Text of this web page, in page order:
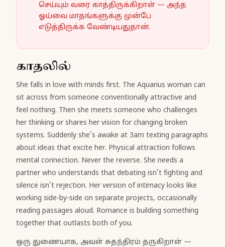
செய்யும் வரை காத்திருக்கிறாள் — அந்த
ஓய்வை மாதங்களுக்கு முன்பே
எடுத்திருக்க வேண்டியதுதான்.
காதலில்
She falls in love with minds first. The Aquarius woman can
sit across from someone conventionally attractive and
feel nothing. Then she meets someone who challenges
her thinking or shares her vision for changing broken
systems. Suddenly she's awake at 3am texting paragraphs
about ideas that excite her. Physical attraction follows
mental connection. Never the reverse. She needs a
partner who understands that debating isn't fighting and
silence isn't rejection. Her version of intimacy looks like
working side-by-side on separate projects, occasionally
reading passages aloud. Romance is building something
together that outlasts both of you.
ஒரு துணையாக, அவள் சுதந்திரம் தருகிறாள் —